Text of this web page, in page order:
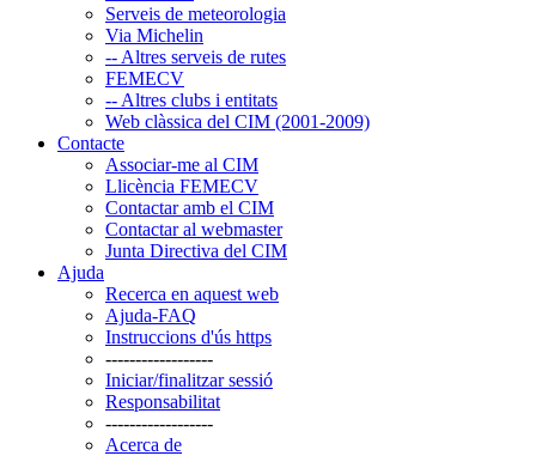
Serveis de meteorologia
Via Michelin
-- Altres serveis de rutes
FEMECV
-- Altres clubs i entitats
Web clàssica del CIM (2001-2009)
Contacte
Associar-me al CIM
Llicència FEMECV
Contactar amb el CIM
Contactar al webmaster
Junta Directiva del CIM
Ajuda
Recerca en aquest web
Ajuda-FAQ
Instruccions d'ús https
------------------
Iniciar/finalitzar sessió
Responsabilitat
------------------
Acerca de